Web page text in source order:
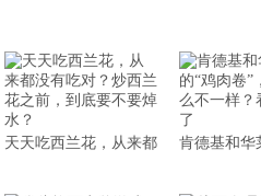
天天吃西兰花，从来都 肯德基和华